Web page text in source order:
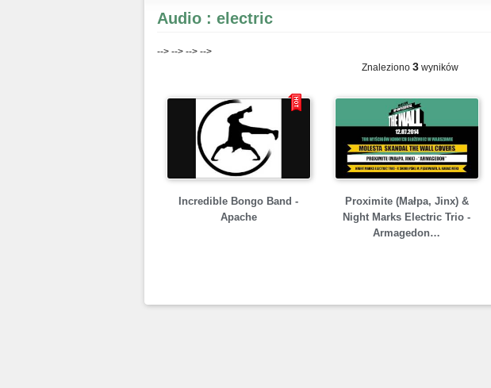
Audio : electric
--> --> --> -->
Znaleziono 3 wyników
Incredible Bongo Band -
Apache
Proximite (Małpa, Jinx) &
Night Marks Electric Trio -
Armagedon…